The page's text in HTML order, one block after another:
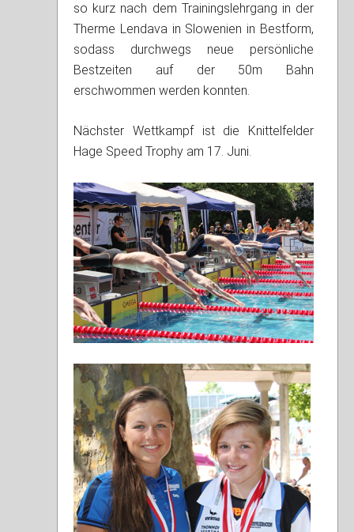
so kurz nach dem Trainingslehrgang in der
Therme Lendava in Slowenien in Bestform,
sodass durchwegs neue persönliche
Bestzeiten auf der 50m Bahn
erschwommen werden konnten.
Nächster Wettkampf ist die Knittelfelder
Hage Speed Trophy am 17. Juni.